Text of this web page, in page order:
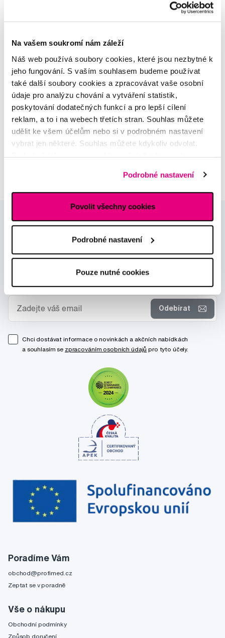
Na vašem soukromí nám záleží
Náš web používá soubory cookies, které jsou nezbytné k
jeho fungování. S vaším souhlasem budeme používat
také další soubory cookies a zpracovávat vaše osobní
údaje pro analýzu chování a vytváření statistik,
poskytování dodatečných funkcí a pro lepší cílení
reklam, a to i na webech třetích stran. Souhlas můžete
udělit ke všem účelům nebo si v podrobném nastavení
vybrat jen některé. Souhlas můžete kdykoliv odvolat.
Podrobné nastavení
Povolit všechny cookies
Podrobné nastavení
Pouze nutné cookies
MDDr. Tomáš Pražák
Odborná zubní konzultace –
Alena Růžičková
odborná konzultace dětského
MUDr. Alžběta Smetanová
Poradíme Vám
obchod@profimed.cz
Zeptat se v poradně
Vše o nákupu
Obchodní podmínky
Způsob doručení
Novinky a nabídky
Odebírat
Chci dostávat informace o novinkách a akčních nabídkách
a souhlasím se zpracováním osobních údajů pro tyto účely.